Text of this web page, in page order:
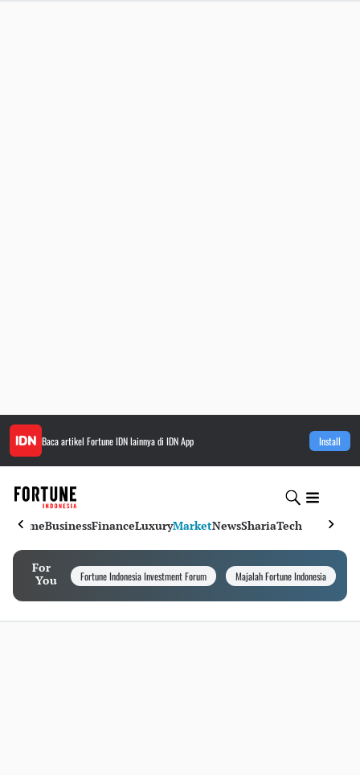
Baca artikel Fortune IDNlainnya di IDN App Install
HomeBusinessFinanceLuxuryMarketNewsShariaTech
For
You
Fortune Indonesia Investment Forum Majalah Fortune Indonesia